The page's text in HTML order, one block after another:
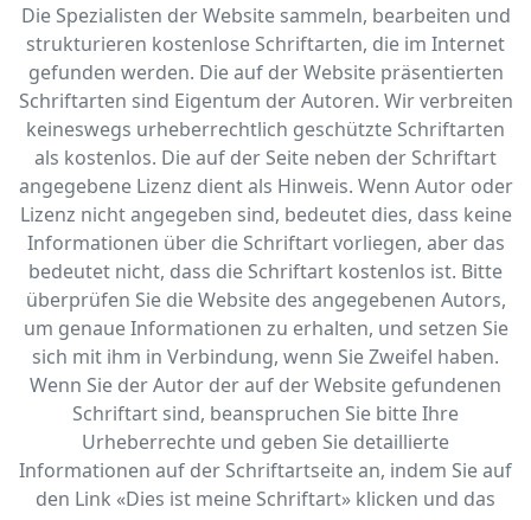
Die Spezialisten der Website sammeln, bearbeiten und
strukturieren kostenlose Schriftarten, die im Internet
gefunden werden. Die auf der Website präsentierten
Schriftarten sind Eigentum der Autoren. Wir verbreiten
keineswegs urheberrechtlich geschützte Schriftarten
als kostenlos. Die auf der Seite neben der Schriftart
angegebene Lizenz dient als Hinweis. Wenn Autor oder
Lizenz nicht angegeben sind, bedeutet dies, dass keine
Informationen über die Schriftart vorliegen, aber das
bedeutet nicht, dass die Schriftart kostenlos ist. Bitte
überprüfen Sie die Website des angegebenen Autors,
um genaue Informationen zu erhalten, und setzen Sie
sich mit ihm in Verbindung, wenn Sie Zweifel haben.
Wenn Sie der Autor der auf der Website gefundenen
Schriftart sind, beanspruchen Sie bitte Ihre
Urheberrechte und geben Sie detaillierte
Informationen auf der Schriftartseite an, indem Sie auf
den Link «‎Dies ist meine Schriftart» klicken und das